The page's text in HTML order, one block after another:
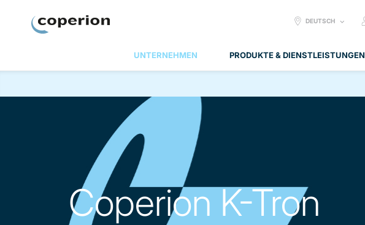
UNTERNEHMEN PRODUKTE & DIENSTLEISTUNGEN
SELECT
DEUTSCH
Coperion K-Tron